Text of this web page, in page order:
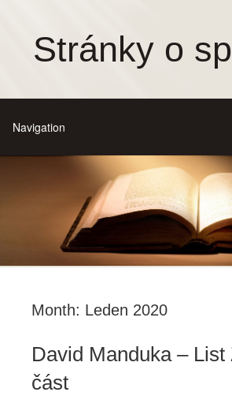
Stránky o
Month: Leden 2020
David Manduka – List
část